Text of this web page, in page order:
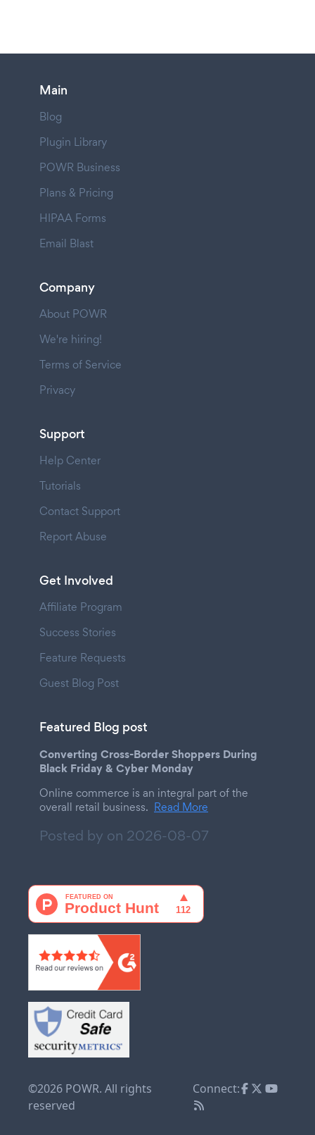
Main
Blog
Plugin Library
POWR Business
Plans & Pricing
HIPAA Forms
Email Blast
Company
About POWR
We're hiring!
Terms of Service
Privacy
Support
Help Center
Tutorials
Contact Support
Report Abuse
Get Involved
Affiliate Program
Success Stories
Feature Requests
Guest Blog Post
Featured Blog post
Converting Cross-Border Shoppers During
Black Friday & Cyber Monday
Online commerce is an integral part of the
overall retail business. Read More
Posted by on 2026-08-07
©2026 POWR. All rights
reserved
Connect: